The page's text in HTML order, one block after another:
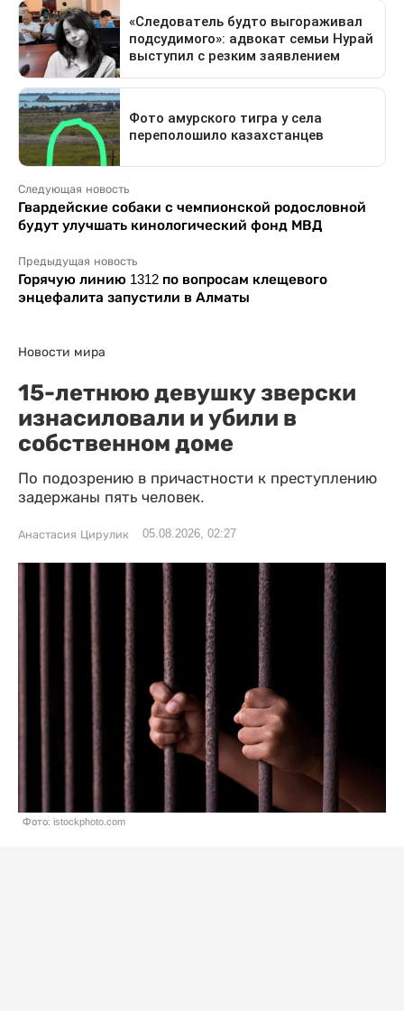
Следующая новость
Гвардейские собаки с чемпионской родословной
будут улучшать кинологический фонд МВД
Предыдущая новость
Горячую линию 1312 по вопросам клещевого
энцефалита запустили в Алматы
Новости мира
15-летнюю девушку зверски
изнасиловали и убили в
собственном доме
По подозрению в причастности к преступлению
задержаны пять человек.
Анастасия Цирулик 05.08.2026, 02:27
Фото: istockphoto.com